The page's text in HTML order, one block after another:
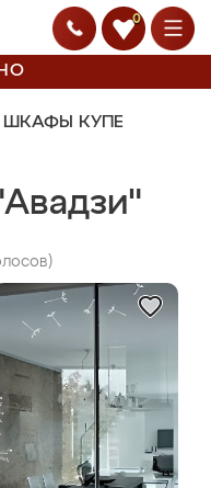
0
ШКАФЫ КУПЕ